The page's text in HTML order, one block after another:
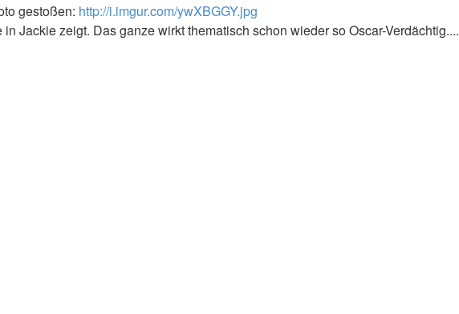
gestoßen: http://i.imgur.com/ywXBGGY.jpg
Jackie zeigt. Das ganze wirkt thematisch schon wieder so Oscar-Verdächtig....